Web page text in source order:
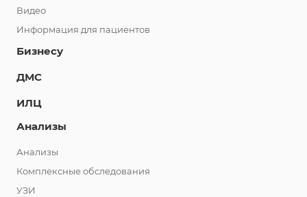
Видео
Информация для пациентов
Бизнесу
ДМС
ИЛЦ
Анализы
Анализы
Комплексные обследования
УЗИ